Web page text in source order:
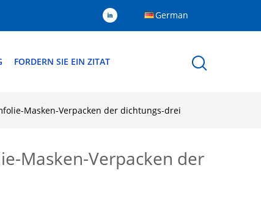
German
FORDERN SIE EIN ZITAT
Masken-Verpacken der dichtungs-drei
Masken-Verpacken der